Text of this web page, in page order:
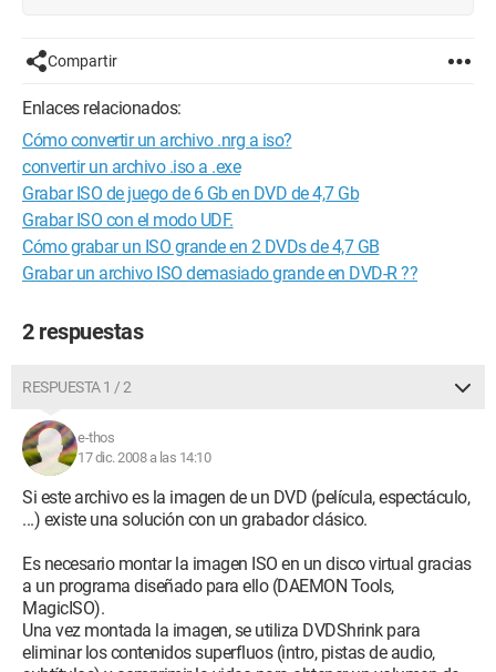
Compartir
Enlaces relacionados:
Cómo convertir un archivo .nrg a iso?
convertir un archivo .iso a .exe
Grabar ISO de juego de 6 Gb en DVD de 4,7 Gb
Grabar ISO con el modo UDF.
Cómo grabar un ISO grande en 2 DVDs de 4,7 GB
Grabar un archivo ISO demasiado grande en DVD-R ??
2 respuestas
RESPUESTA 1 / 2
e-thos
17 dic. 2008 a las 14:10
Si este archivo es la imagen de un DVD (película, espectáculo,
...) existe una solución con un grabador clásico.
Es necesario montar la imagen ISO en un disco virtual gracias
a un programa diseñado para ello (DAEMON Tools,
MagicISO).
Una vez montada la imagen, se utiliza DVDShrink para
eliminar los contenidos superfluos (intro, pistas de audio,